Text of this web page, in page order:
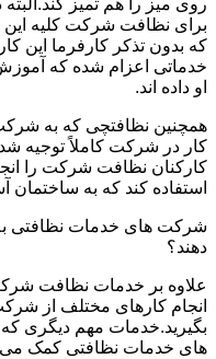
روی میز را هم تمیز
برای نظافت شرکت کلیه
که بدون تذکر کارفرما این
خدماتی اعزام شده که
او داده اند.
همچنین نظافتچی که به
کار در شرکت کاملاً توجیه
کارکنان نظافت شرکت را
استفاده کند که به ساختمان
شرکت های خدمات نظافتی
دهند؟
علاوه بر خدمات نظافت
انجام کارهای مختلف از
بگیرید.خدمات مهم دیگری
های خدمات نظافتی کمک می